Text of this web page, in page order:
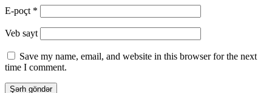
E-poçt *
Veb sayt
Save my name, email, and website in this browser for the next
time I comment.